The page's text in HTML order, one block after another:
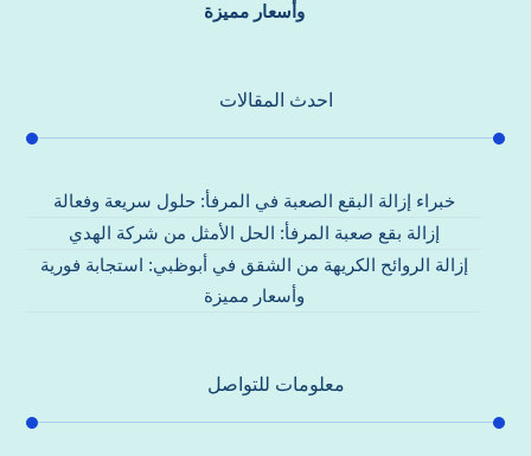
وأسعار مميزة
احدث المقالات
خبراء إزالة البقع الصعبة في المرفأ: حلول سريعة وفعالة
إزالة بقع صعبة المرفأ: الحل الأمثل من شركة الهدي
إزالة الروائح الكريهة من الشقق في أبوظبي: استجابة فورية
وأسعار مميزة
معلومات للتواصل